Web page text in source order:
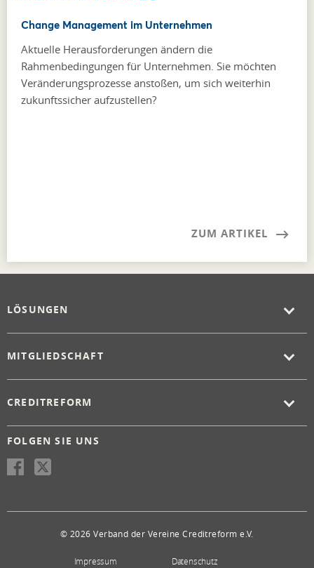
Change Management im Unternehmen
Aktuelle Herausforderungen ändern die
Rahmenbedingungen für Unternehmen. Sie möchten
Veränderungsprozesse anstoßen, um sich weiterhin
zukunftssicher aufzustellen?
ZUM ARTIKEL
LÖSUNGEN
MITGLIEDSCHAFT
CREDITREFORM
FOLGEN SIE UNS
© 2026 Verband der Vereine Creditreform e.V.
Impressum Datenschutz